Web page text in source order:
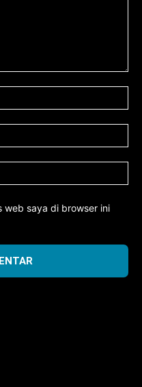
web saya di browser ini